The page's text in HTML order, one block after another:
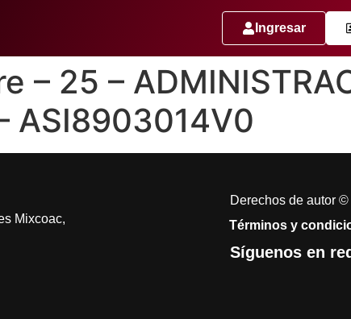
Ingresar
– 25 –
ASI8903014V0
Mixcoac,
Derechos de autor
Términos y
Síguenos en